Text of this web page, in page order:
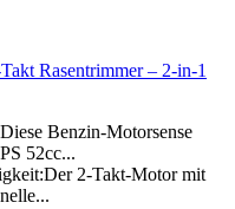
Rasentrimmer – 2-in-1
Benzin-Motorsense
52cc...
2-Takt-Motor mit